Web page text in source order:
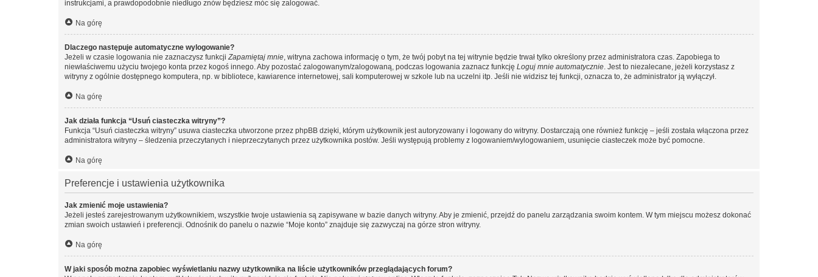
instrukcjami, a prawdopodobnie niedługo znów będziesz móc się zalogować.
Na górę
Dlaczego następuje automatyczne wylogowanie?
Jeżeli w czasie logowania nie zaznaczysz funkcjiZapamiętaj mnie, witryna zachowa informację o tym, że twój pobyt na tej witrynie będzie trwał tylko określony przez administratora czas. Zapobiega to
niewłaściwemu użyciu twojego konta przez kogoś innego. Aby pozostać zalogowanym/zalogowaną, podczas logowania zaznacz funkcję Loguj mnie automatycznie. Jest to niezalecane, jeżeli korzystasz z
witryny z ogólnie dostępnego komputera, np. w bibliotece, kawiarence internetowej, sali komputerowej w szkole lub na uczelni itp. Jeśli nie widzisz tej funkcji, oznacza to, że administrator ją wyłączył.
Na górę
Jak działa funkcja “Usuń ciasteczka witryny”?
Funkcja “Usuń ciasteczka witryny” usuwa ciasteczka utworzone przez phpBB dzięki, którym użytkownik jest autoryzowany i logowany do witryny. Dostarczają one również funkcję – jeśli została włączona przez
administratora witryny – śledzenia przeczytanych i nieprzeczytanych przez użytkownika postów. Jeśli występują problemy z logowaniem/wylogowaniem, usunięcie ciasteczek może być pomocne.
Na górę
Preferencje i ustawienia użytkownika
Jak zmienić moje ustawienia?
Jeżeli jesteś zarejestrowanym użytkownikiem, wszystkie twoje ustawienia są zapisywane w bazie danych witryny. Aby je zmienić, przejdź do panelu zarządzania swoim kontem. W tym miejscu możesz dokonać
zmian swoich ustawień i preferencji. Odnośnik do panelu o nazwie “Moje konto” znajduje się zazwyczaj na górze stron witryny.
Na górę
W jaki sposób można zapobiec wyświetlaniu nazwy użytkownika na liście użytkowników przeglądających forum?